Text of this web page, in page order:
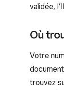
validée,
Où
Votre
trouvez